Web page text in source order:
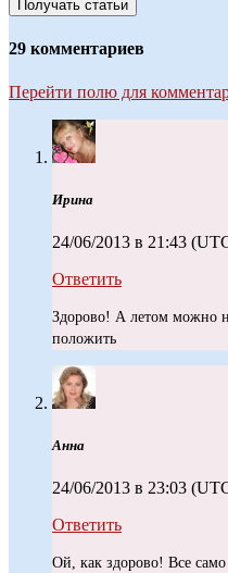
29 комментариев
Перейти полю для
Ирина
24/06/2013 в 21:43
Ответить
Здорово! А летом можно
положить
Анна
24/06/2013 в 23:03
Ответить
Ой, как здорово! Все